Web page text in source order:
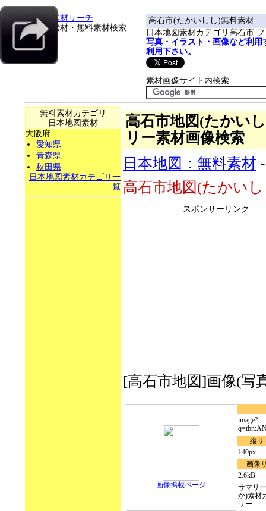
フリー素材サーチ
フリー素材・無料素材検索
高石市(たかいしし)無料素材
日本地図素材カテゴリ高石市
写真・イラスト・画像など利
利用下さい。
素材画像サイト内検索
無料素材カテゴリ
日本地図素材
大阪府
愛知県
青森県
秋田県
日本地図素材カテゴリ一
覧
高石市地図(たかい
リー素材画像検索
日本地図：無料素材
高石市地図(たかい
スポンサーリンク
[高石市地図]画像(写
画像掲載ページ
image?
縦サ
140px
画像
2.6kB
サマリ
か)素材
リー...